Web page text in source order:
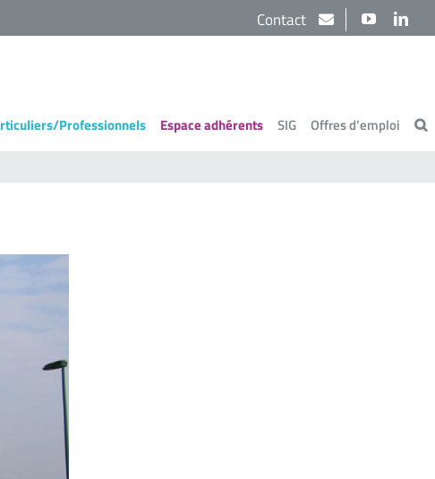
YouTube
Contact
Professionnels Espace adhérents SIG Offres d’emploi